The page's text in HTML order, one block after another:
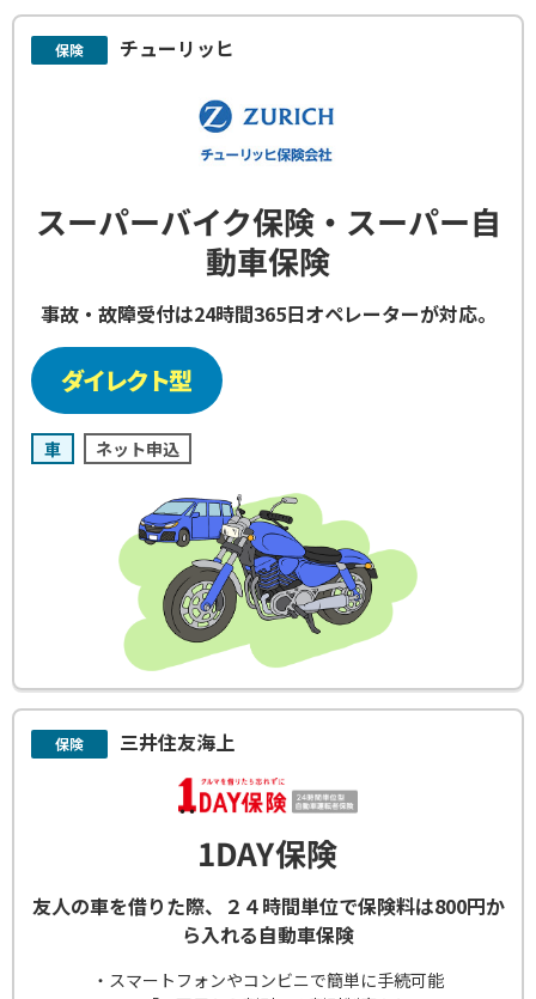
保険 チューリッヒ
スーパーバイク保険・スーパー自
動車保険
事故・故障受付は24時間365日オペレーターが対応。
車 ネット申込
保険 三井住友海上
1DAY保険
友人の車を借りた際、２４時間単位で保険料は800円か
ら入れる自動車保険
・スマートフォンやコンビニで簡単に手続可能